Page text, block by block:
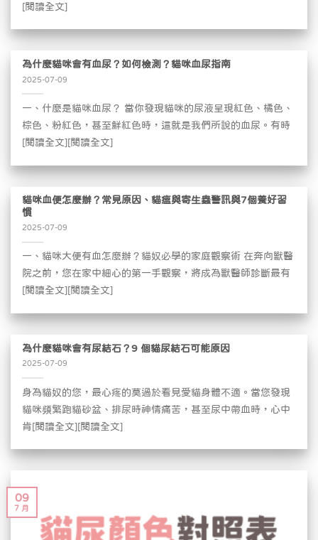
[閱讀全文]
為什麼貓咪會有血尿？如何檢測？貓咪血尿指南
2025-07-09
一、什麼是貓咪血尿？ 當你發現貓咪的尿液呈現紅色、橘色、
棕色、粉紅色，甚至鮮紅色時，這就是我們所說的血尿。有時
[閱讀全文][閱讀全文]
貓咪血便怎麼辦？常見原因、貓瘟與寄生蟲警訊與7個養好習
慣
2025-07-09
一、貓咪大便有血怎麼辦？貓奴必學的家庭觀察術 在奔向獸醫
院之前，您在家中細心的第一手觀察，將成為獸醫師診斷最有
[閱讀全文][閱讀全文]
為什麼貓咪會有尿結石？9 個貓尿結石可能原因
2025-07-09
身為貓奴的您，最心疼的莫過於看見愛貓身體不適。當您發現
貓咪頻繁跑貓砂盆、排尿時神情痛苦，甚至尿中帶血時，心中
肯[閱讀全文][閱讀全文]
09
7 月